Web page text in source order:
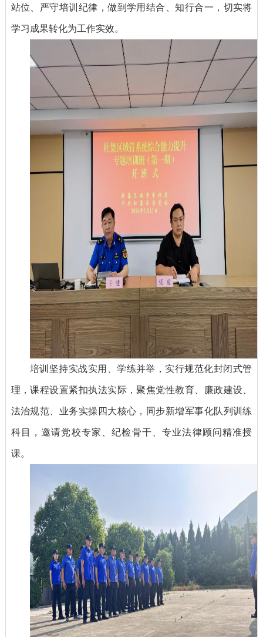
站位、严守培训纪律，做到学用结合、知行合一，切实将
学习成果转化为工作实效。
培训坚持实战实用、学练并举，实行规范化封闭式管
理，课程设置紧扣执法实际，聚焦党性教育、廉政建设、
法治规范、业务实操四大核心，同步新增军事化队列训练
科目，邀请党校专家、纪检骨干、专业法律顾问精准授
课。